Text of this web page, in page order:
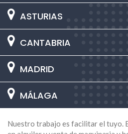
ASTURIAS
CANTABRIA
MADRID
MÁLAGA
Nuestro trabajo es facilitar el tuyo.